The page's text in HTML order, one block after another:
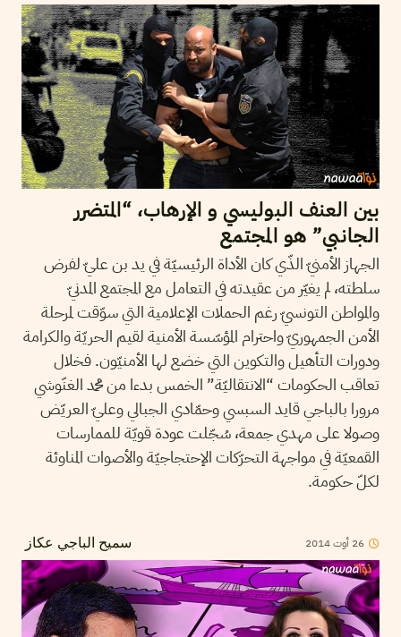
بين العنف البوليسي و الإرهاب، “المتضرر
الجانبي” هو المجتمع
الجهاز الأمنيّ الذّي كان الأداة الرئيسيّة في يد بن عليّ لفرض
سلطته، لم يغيّر من عقيدته في التعامل مع المجتمع المدنيّ
والمواطن التونسيّ رغم الحملات الإعلامية التي سوّقت لمرحلة
الأمن الجمهوريّ واحترام المؤسّسة الأمنية لقيم الحريّة والكرامة
ودورات التأهيل والتكوين التي خضع لها الأمنيّون. فخلال
تعاقب الحكومات “الانتقاليّة” الخمس بدءا من محمد الغنّوشي
مرورا بالباجي قايد السبسي وحمّادي الجبالي وعليّ العريّض
وصولا على مهدي جمعة، سُجّلت عودة قويّة للممارسات
القمعيّة في مواجهة التحرّكات الإحتجاجيّة والأصوات المناوئة
لكلّ حكومة.
سميح الباجي عكاز 26 أوت2014